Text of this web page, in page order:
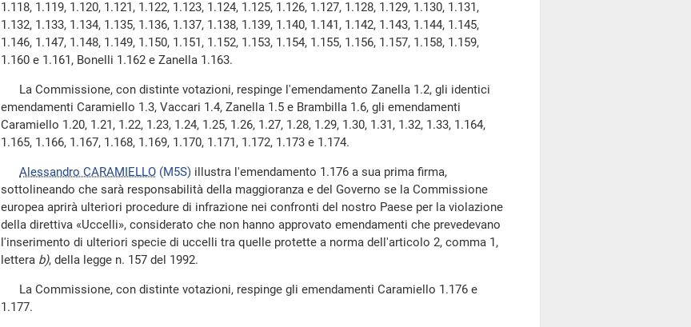
1.118, 1.119, 1.120, 1.121, 1.122, 1.123, 1.124, 1.125, 1.126, 1.127, 1.128, 1.129, 1.130, 1.131,
1.132, 1.133, 1.134, 1.135, 1.136, 1.137, 1.138, 1.139, 1.140, 1.141, 1.142, 1.143, 1.144, 1.145,
1.146, 1.147, 1.148, 1.149, 1.150, 1.151, 1.152, 1.153, 1.154, 1.155, 1.156, 1.157, 1.158, 1.159,
1.160 e 1.161, Bonelli 1.162 e Zanella 1.163.
La Commissione, con distinte votazioni, respinge l'emendamento Zanella 1.2, gli identici
emendamenti Caramiello 1.3, Vaccari 1.4, Zanella 1.5 e Brambilla 1.6, gli emendamenti
Caramiello 1.20, 1.21, 1.22, 1.23, 1.24, 1.25, 1.26, 1.27, 1.28, 1.29, 1.30, 1.31, 1.32, 1.33, 1.164,
1.165, 1.166, 1.167, 1.168, 1.169, 1.170, 1.171, 1.172, 1.173 e 1.174.
Alessandro CARAMIELLO (M5S) illustra l'emendamento 1.176 a sua prima firma,
sottolineando che sarà responsabilità della maggioranza e del Governo se la Commissione
europea aprirà ulteriori procedure di infrazione nei confronti del nostro Paese per la violazione
della direttiva «Uccelli», considerato che non hanno approvato emendamenti che prevedevano
l'inserimento di ulteriori specie di uccelli tra quelle protette a norma dell'articolo 2, comma 1,
lettera b), della legge n. 157 del 1992.
La Commissione, con distinte votazioni, respinge gli emendamenti Caramiello 1.176 e
1.177.